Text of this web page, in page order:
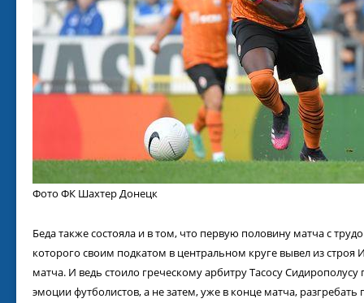
Фото ФК Шахтер Донецк
Беда также состояла и в том, что первую половину матча с
которого своим подкатом в центральном круге вывел из
матча. И ведь стоило греческому арбитру Тасосу Сидирополусу
эмоции футболистов, а не затем, уже в конце матча,